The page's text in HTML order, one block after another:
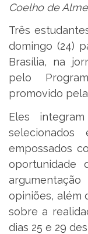
Coelho de
Três
domingo (24)
Brasília, na
pelo
promovido
Eles
empossados
oportunidade
opiniões, além
sobre a
dias 25 e 29